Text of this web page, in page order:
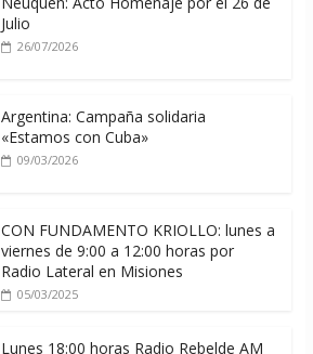
Julio
26/07/2026
Argentina: Campaña solidaria
«Estamos con Cuba»
09/03/2026
CON FUNDAMENTO KRIOLLO: lunes a
viernes de 9:00 a 12:00 horas por
Radio Lateral en Misiones
05/03/2025
Lunes 18:00 horas Radio Rebelde AM